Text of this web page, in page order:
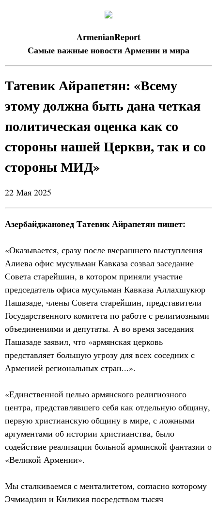
ArmenianReport
Самые важные новости Армении и мира
Татевик Айрапетян: «Всему
этому должна быть дана четкая
политическая оценка как со
стороны нашей Церкви, так и со
стороны МИД»
22 Мая 2025
Азербайджановед Татевик Айрапетян пишет:
«Оказывается, сразу после вчерашнего выступления
Алиева офис мусульман Кавказа созвал заседание
Совета старейшин, в котором приняли участие
председатель офиса мусульман Кавказа Аллахшукюр
Пашазаде, члены Совета старейшин, представители
Государственного комитета по работе с религиозными
объединениями и депутаты. А во время заседания
Пашазаде заявил, что «армянская церковь
представляет большую угрозу для всех соседних с
Арменией региональных стран...».
«Единственной целью армянского религиозного
центра, представлявшего себя как отдельную общину,
первую христианскую общину в мире, с ложными
аргументами об истории христианства, было
содействие реализации больной армянской фантазии о
«Великой Армении».
Мы сталкиваемся с менталитетом, согласно которому
Эчмиадзин и Киликия посредством тысяч